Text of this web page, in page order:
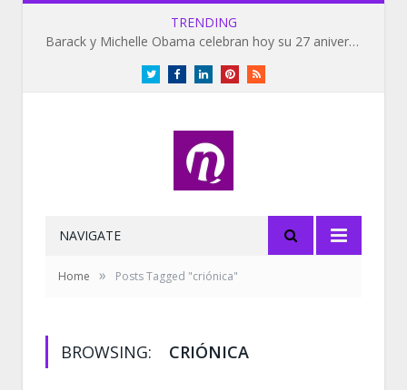
TRENDING
Barack y Michelle Obama celebran hoy su 27 aniversario de bodas
TwitterFacebookLinkedInPinterestRSS
NAVIGATE
Home » Posts Tagged "criónica"
BROWSING: CRIÓNICA